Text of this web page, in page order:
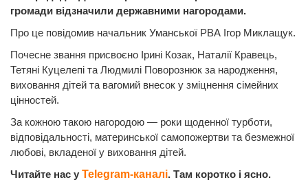
громади відзначили державними нагородами.
Про це повідомив начальник Уманської РВА Ігор Миклащук.
Почесне звання присвоєно Ірині Козак, Наталії Кравець,
Тетяні Куцелепі та Людмилі Поворознюк за народження,
виховання дітей та вагомий внесок у зміцнення сімейних
цінностей.
За кожною такою нагородою — роки щоденної турботи,
відповідальності, материнської самопожертви та безмежної
любові, вкладеної у виховання дітей.
Читайте нас у Telegram-каналі. Там коротко і ясно.